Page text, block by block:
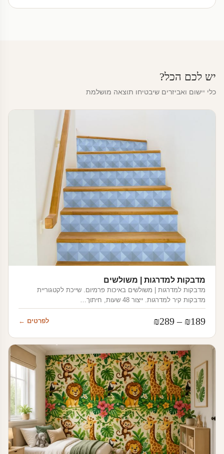
יש לכם הכל?
כלי יישום ואביזרים שיבטיחו תוצאה מושלמת
מדבקות למדרגות | משולשים
מדבקות למדרגות | משולשים באיכות פרמיום. שייכת לקטגוריית
מדבקות קיר למדרגות. ייצור 48 שעות, חיתוך…
₪189
–
₪289
מחירים:
עד
לפרטים ←